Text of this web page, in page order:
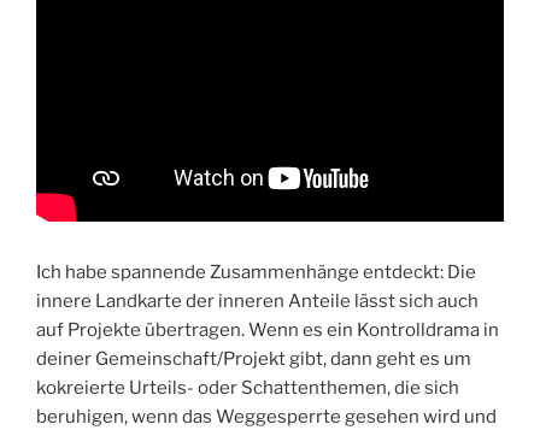
Ich habe spannende Zusammenhänge entdeckt: Die
innere Landkarte der inneren Anteile lässt sich auch
auf Projekte übertragen. Wenn es ein Kontrolldrama in
deiner Gemeinschaft/Projekt gibt, dann geht es um
kokreierte Urteils- oder Schattenthemen, die sich
beruhigen, wenn das Weggesperrte gesehen wird und